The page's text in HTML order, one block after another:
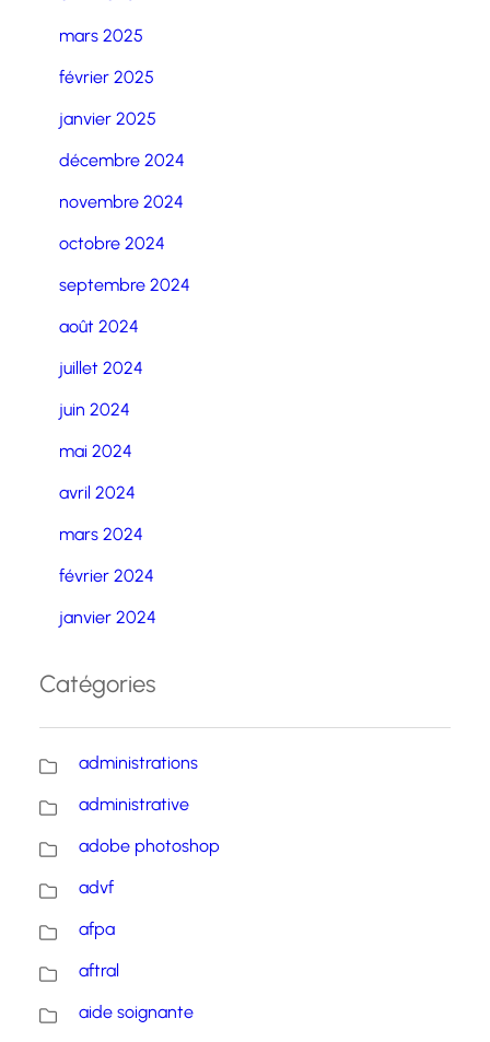
mars 2025
février 2025
janvier 2025
décembre 2024
novembre 2024
octobre 2024
septembre 2024
août 2024
juillet 2024
juin 2024
mai 2024
avril 2024
mars 2024
février 2024
janvier 2024
Catégories
administrations
administrative
adobe photoshop
advf
afpa
aftral
aide soignante